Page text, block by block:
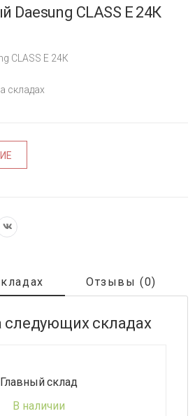
Daesung CLASS E 24К
CLASS E 24К
складах
Отзывы (0)
следующих складах
Главный склад
В наличии